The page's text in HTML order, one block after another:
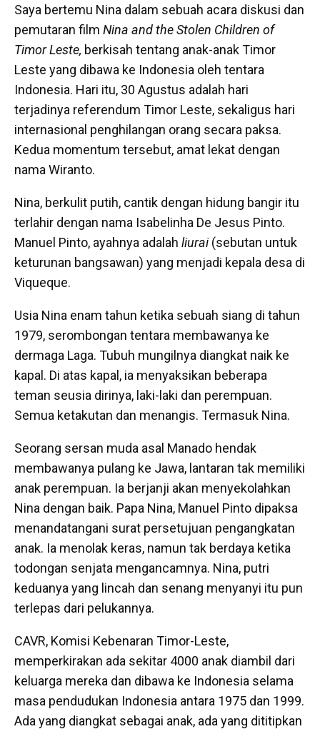
Saya bertemu Nina dalam sebuah acara diskusi dan
pemutaran film Nina and the Stolen Children of
Timor Leste, berkisah tentang anak-anak Timor
Leste yang dibawa ke Indonesia oleh tentara
Indonesia. Hari itu, 30 Agustus adalah hari
terjadinya referendum Timor Leste, sekaligus hari
internasional penghilangan orang secara paksa.
Kedua momentum tersebut, amat lekat dengan
nama Wiranto.
Nina, berkulit putih, cantik dengan hidung bangir itu
terlahir dengan nama Isabelinha De Jesus Pinto.
Manuel Pinto, ayahnya adalah liurai(sebutan untuk
keturunan bangsawan) yang menjadi kepala desa di
Viqueque.
Usia Nina enam tahun ketika sebuah siang di tahun
1979, serombongan tentara membawanya ke
dermaga Laga. Tubuh mungilnya diangkat naik ke
kapal. Di atas kapal, ia menyaksikan beberapa
teman seusia dirinya, laki-laki dan perempuan.
Semua ketakutan dan menangis. Termasuk Nina.
Seorang sersan muda asal Manado hendak
membawanya pulang ke Jawa, lantaran tak memiliki
anak perempuan. Ia berjanji akan menyekolahkan
Nina dengan baik. Papa Nina, Manuel Pinto dipaksa
menandatangani surat persetujuan pengangkatan
anak. Ia menolak keras, namun tak berdaya ketika
todongan senjata mengancamnya. Nina, putri
keduanya yang lincah dan senang menyanyi itu pun
terlepas dari pelukannya.
CAVR, Komisi Kebenaran Timor-Leste,
memperkirakan ada sekitar 4000 anak diambil dari
keluarga mereka dan dibawa ke Indonesia selama
masa pendudukan Indonesia antara 1975 dan 1999.
Ada yang diangkat sebagai anak, ada yang dititipkan